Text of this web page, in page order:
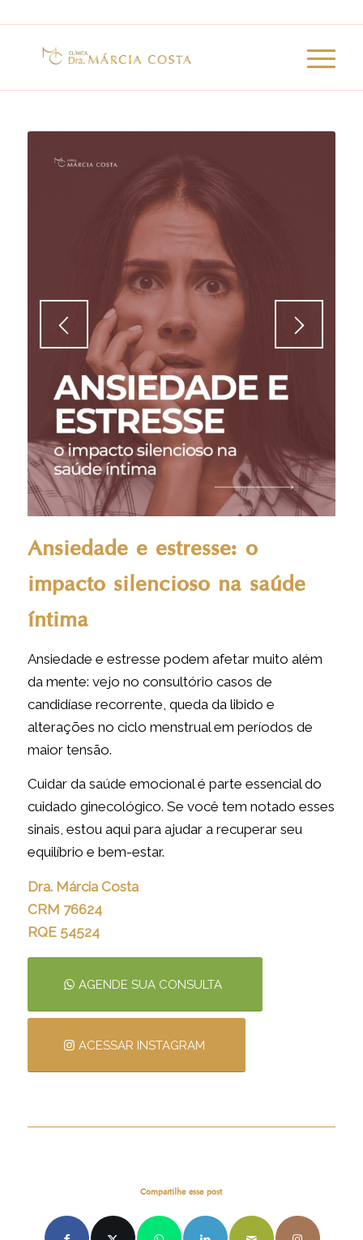
Ansiedade e estresse: o
impacto silencioso na saúde
íntima
Ansiedade e estresse podem afetar muito além
da mente: vejo no consultório casos de
candidíase recorrente, queda da libido e
alterações no ciclo menstrual em períodos de
maior tensão.
Cuidar da saúde emocional é parte essencial do
cuidado ginecológico. Se você tem notado esses
sinais, estou aqui para ajudar a recuperar seu
equilíbrio e bem-estar.
Dra. Márcia Costa
CRM 76624
RQE 54524
AGENDE SUA CONSULTA
ACESSAR INSTAGRAM
Compartilhe esse post